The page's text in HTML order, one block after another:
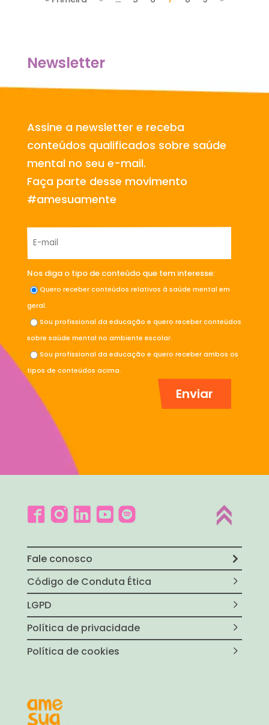
Newsletter
Assine a newsletter e receba
conteúdos qualificados sobre saúde
mental no seu e-mail.
Faça parte desse movimento
#amesuamente
Nos diga o tipo de conteúdo que tem interesse:
Quero receber conteúdos relativos à saúde mental em
geral.
Sou profissional da educação e quero receber conteúdos
sobre saúde mental no ambiente escolar.
Sou profissional da educação e quero receber ambos os
tipos de conteúdos acima.
Fale conosco
Código de Conduta Ética
LGPD
Política de privacidade
Política de cookies